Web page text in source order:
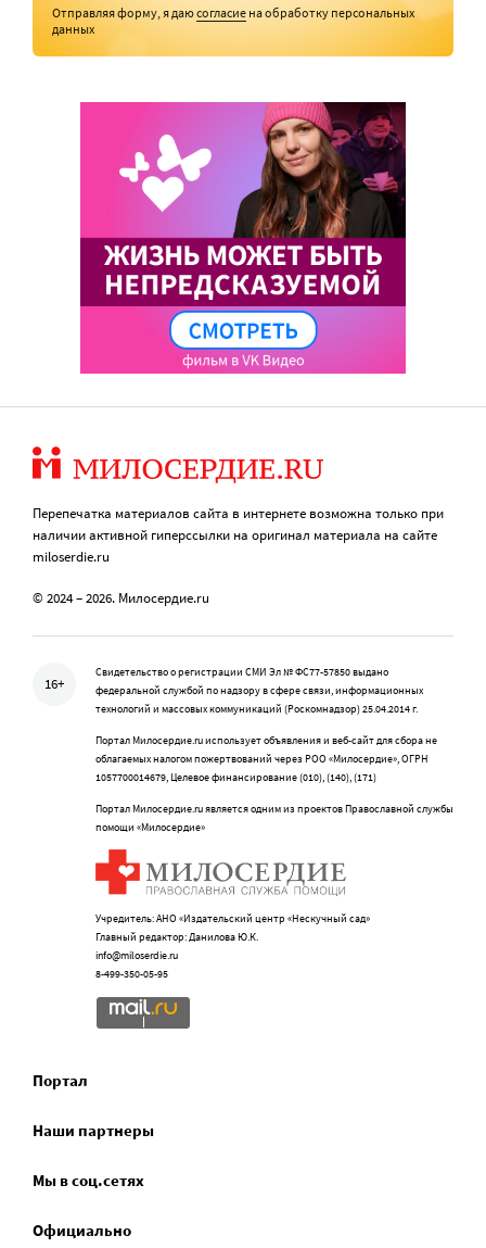
Отправляя форму, я даюсогласие на обработку персональных
данных
Перепечатка материалов сайта в интернете возможна только при
наличии активной гиперссылки на оригинал материала на сайте
miloserdie.ru
© 2024 – 2026. Милосердие.ru
16+
Свидетельство о регистрации СМИ Эл № ФС77-57850 выдано
федеральной службой по надзору в сфере связи, информационных
технологий и массовых коммуникаций (Роскомнадзор) 25.04.2014 г.
Портал Милосердие.ru использует объявления и веб-сайт для сбора не
облагаемых налогом пожертвований через РОО «Милосердие», ОГРН
1057700014679, Целевое финансирование (010), (140), (171)
Портал Милосердие.ru является одним из проектов Православной службы
помощи «Милосердие»
Учредитель: АНО «Издательский центр «Нескучный сад»
Главный редактор: Данилова Ю.К.
info@miloserdie.ru
8-499-350-05-95
Портал
Наши партнеры
Мы в соц.сетях
Официально